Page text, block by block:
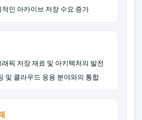
인 아카이브 저장 수요 증가
픽 저장 재료 및 아키텍처의 발전
및 클라우드 응용 분야와의 통합